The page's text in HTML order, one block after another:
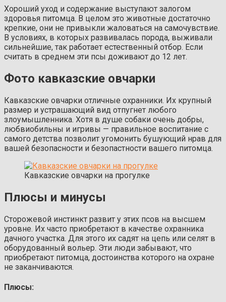
Хороший уход и содержание выступают залогом
здоровья питомца. В целом это животные достаточно
крепкие, они не привыкли жаловаться на самочувствие.
В условиях, в которых развивалась порода, выживали
сильнейшие, так работает естественный отбор. Если
считать в среднем эти псы доживают до 12 лет.
Фото кавказские овчарки
Кавказские овчарки отличные охранники. Их крупный
размер и устрашающий вид отпугнет любого
злоумышленника. Хотя в душе собаки очень добры,
любвиобильны и игривы — правильное воспитание с
самого детства позволит угомонить бушующий нрав для
вашей безопасности и безопастности вашего питомца.
Кавказские овчарки на прогулке
Плюсы и минусы
Сторожевой инстинкт развит у этих псов на высшем
уровне. Их часто приобретают в качестве охранника
дачного участка. Для этого их садят на цепь или селят в
оборудованный вольер. Эти люди забывают, что
приобретают питомца, достоинства которого на охране
не заканчиваются.
Плюсы: